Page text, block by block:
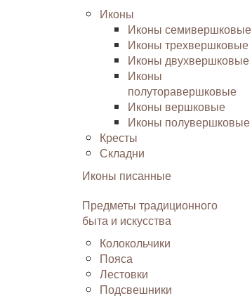
Иконы
Иконы семивершковые
Иконы трехвершковые
Иконы двухвершковые
Иконы
полуторавершковые
Иконы вершковые
Иконы полувершковые
Кресты
Складни
Иконы писанные
Предметы традиционного
быта и искусства
Колокольчики
Пояса
Лестовки
Подсвешники